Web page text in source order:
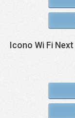
Icono Wi Fi Next